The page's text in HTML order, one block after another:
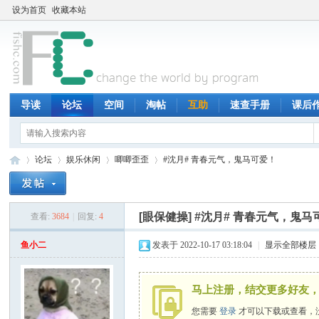
设为首页 收藏本站
导读 论坛 空间 淘帖 互助 速查手册 课后
论坛
›
娱乐休闲
›
唧唧歪歪
›
#沈月# 青春元气，鬼马可爱！
查看: 3684 回复: 4 [眼保健操]#沈月# 青春元气，鬼马
鱼小二 发表于 2022-10-17 03:18:04 显示全部楼层
马上注册，结交更多好友
您需要登录 才可以下载或查看，